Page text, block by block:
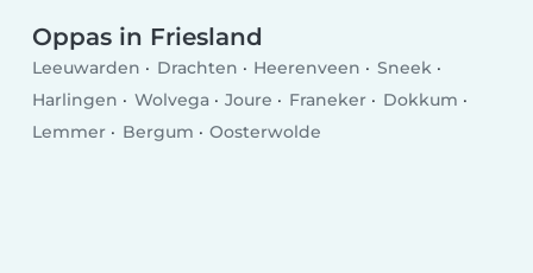
Oppas in Friesland
Leeuwarden Drachten Heerenveen
Sneek
Harlingen
Wolvega Joure Franeker
Dokkum
Lemmer
Bergum Oosterwolde